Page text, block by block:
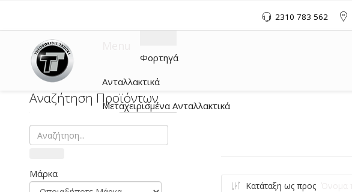
2310 783 562
Φορτηγά
Ανταλλακτικά
Μεταχειρισμένα Ανταλλακτικά
Αναζήτηση Προϊόντων
Μάρκα
Κατάταξη ως προς